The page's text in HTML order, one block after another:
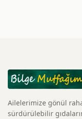
Ailelerimize gönül
sürdürülebilir